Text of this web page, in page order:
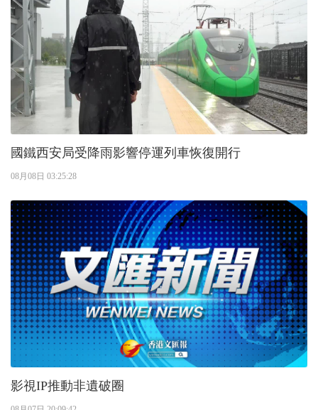
國鐵西安局受降雨影響停運列車恢復開行
08月08日 03:25:28
影視IP推動非遺破圈